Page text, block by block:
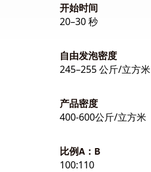
开始时间
20–30 秒
自由发泡密度
245–255 公斤/立方米
产品密度
400-600公斤/立方米
比例A：B
100:110